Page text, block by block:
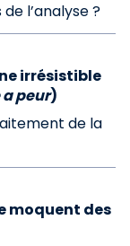
l’analyse ?
irrésistible
a peur)
de la
moquent des